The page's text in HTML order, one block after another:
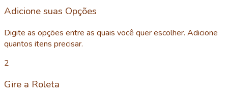
Adicione suas Opções
Digite as opções entre as quais você quer escolher. Adicione
quantos itens precisar.
2
Gire a Roleta